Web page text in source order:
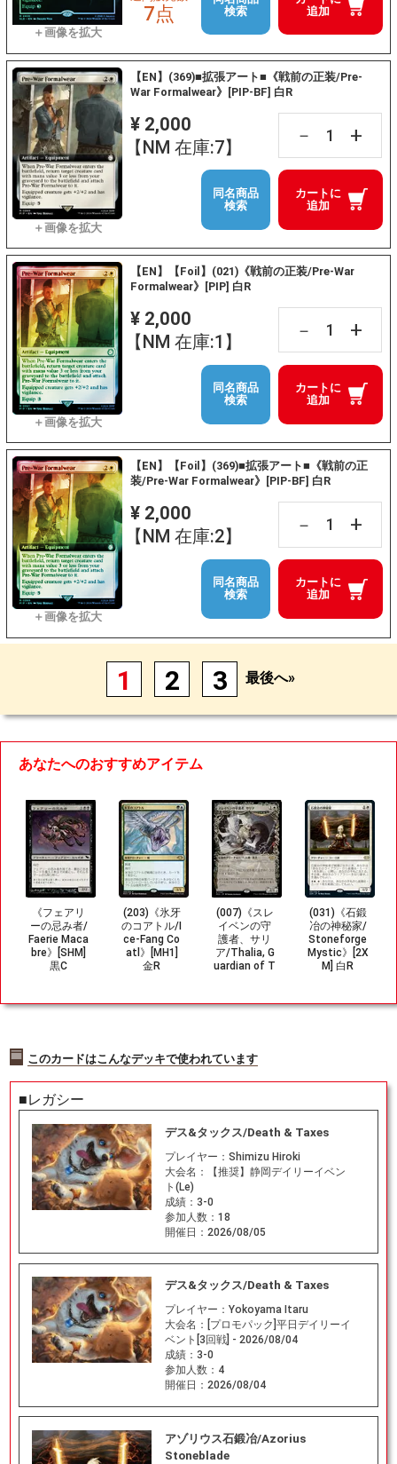
追加
7点
検索
【EN】(369)■拡張アート■《戦前の正装/Pre-
War Formalwear》[PIP-BF] 白R
¥ 2,000
【NM 在庫:7】
－ +
カートに
追加
同名商品
検索
【EN】【Foil】(021)《戦前の正装/Pre-War
Formalwear》[PIP] 白R
¥ 2,000
【NM 在庫:1】
－ +
カートに
追加
同名商品
検索
【EN】【Foil】(369)■拡張アート■《戦前の正
装/Pre-War Formalwear》[PIP-BF] 白R
¥ 2,000
【NM 在庫:2】
－ +
カートに
追加
同名商品
検索
1 2 3 最後へ»
あなたへのおすすめアイテム
《フェアリ
ーの忌み者/
Faerie Maca
bre》[SHM]
黒C
(203)《氷牙
のコアトル/I
ce-Fang Co
atl》[MH1]
金R
(007)《スレ
イベンの守
護者、サリ
ア/Thalia, G
uardian of T
(031)《石鍛
冶の神秘家/
Stoneforge
Mystic》[2X
M] 白R
このカードはこんなデッキで使われています
■レガシー
デス&タックス/Death & Taxes
プレイヤー： Shimizu Hiroki
大会名：
【推奨】静岡デイリーイベン
ト(Le)
成績： 3-0
参加人数： 18
開催日： 2026/08/05
デス&タックス/Death & Taxes
プレイヤー： Yokoyama Itaru
大会名：
[プロモパック]平日デイリーイ
ベント[3回戦] - 2026/08/04
成績： 3-0
参加人数： 4
開催日： 2026/08/04
アゾリウス石鍛冶/Azorius
Stoneblade